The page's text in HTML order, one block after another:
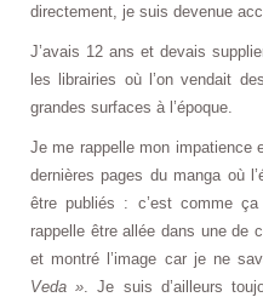
directement , je suis devenue
J’avais 12 ans et devais
les librairies où l’on vendait
grandes surfaces à l’époque.
Je me rappelle mon impatience
dernières pages du manga où
être publiés : c’est comme ça
rappelle être allée dans une de
et montré l’image car je ne
Veda » . Je suis d’ailleurs